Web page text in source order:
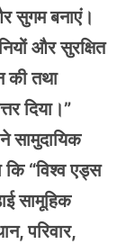
सुगम बनाएं।
और सुरक्षित
की तथा
दिया।”
सामुदायिक
“विश्व एड्स
सामूहिक
परिवार,